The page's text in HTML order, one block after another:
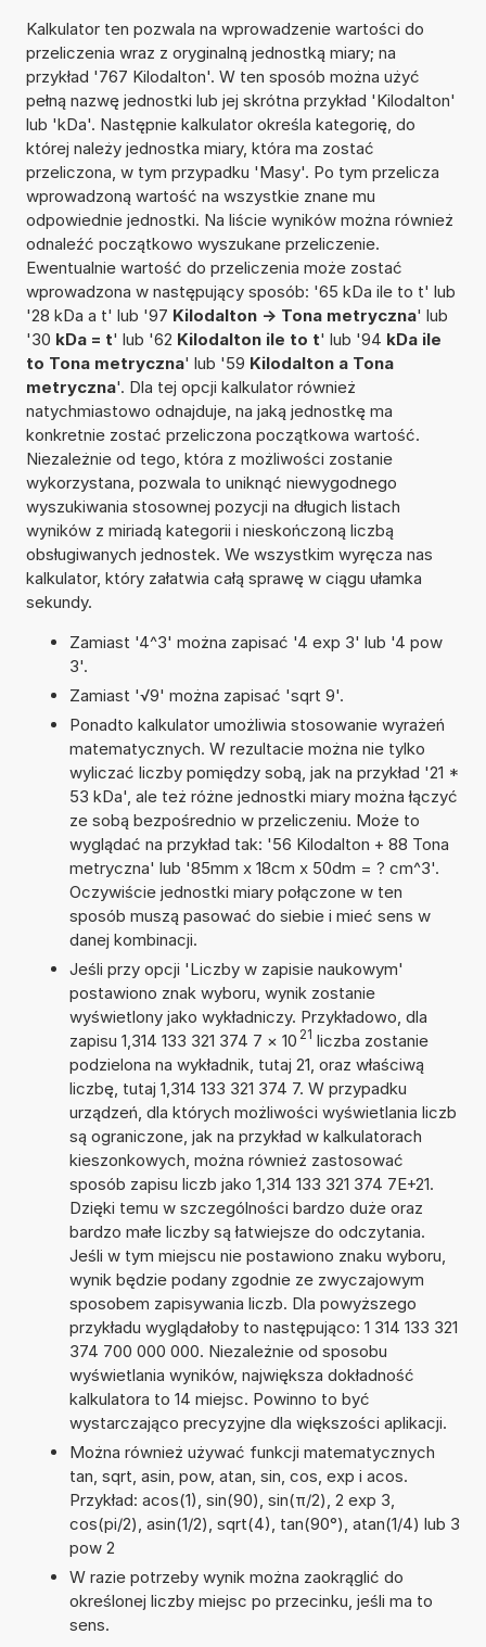
Kalkulator ten pozwala na wprowadzenie wartości do
przeliczenia wraz z oryginalną jednostką miary; na
przykład '767 Kilodalton'. W ten sposób można użyć
pełną nazwę jednostki lub jej skrótna przykład 'Kilodalton'
lub 'kDa'. Następnie kalkulator określa kategorię, do
której należy jednostka miary, która ma zostać
przeliczona, w tym przypadku 'Masy'. Po tym przelicza
wprowadzoną wartość na wszystkie znane mu
odpowiednie jednostki. Na liście wyników można również
odnaleźć początkowo wyszukane przeliczenie.
Ewentualnie wartość do przeliczenia może zostać
wprowadzona w następujący sposób: '65 kDa ile to t' lub
'28 kDa a t' lub '97 Kilodalton -> Tona metryczna' lub
'30 kDa = t' lub '62 Kilodalton ile to t' lub '94 kDa ile
to Tona metryczna' lub '59 Kilodalton a Tona
metryczna'. Dla tej opcji kalkulator również
natychmiastowo odnajduje, na jaką jednostkę ma
konkretnie zostać przeliczona początkowa wartość.
Niezależnie od tego, która z możliwości zostanie
wykorzystana, pozwala to uniknąć niewygodnego
wyszukiwania stosownej pozycji na długich listach
wyników z miriadą kategorii i nieskończoną liczbą
obsługiwanych jednostek. We wszystkim wyręcza nas
kalkulator, który załatwia całą sprawę w ciągu ułamka
sekundy.
Zamiast '4^3' można zapisać '4 exp 3' lub '4 pow
3'.
Zamiast '√9' można zapisać 'sqrt 9'.
Ponadto kalkulator umożliwia stosowanie wyrażeń
matematycznych. W rezultacie można nie tylko
wyliczać liczby pomiędzy sobą, jak na przykład '21 *
53 kDa', ale też różne jednostki miary można łączyć
ze sobą bezpośrednio w przeliczeniu. Może to
wyglądać na przykład tak: '56 Kilodalton + 88 Tona
metryczna' lub '85mm x 18cm x 50dm = ? cm^3'.
Oczywiście jednostki miary połączone w ten
sposób muszą pasować do siebie i mieć sens w
danej kombinacji.
Jeśli przy opcji 'Liczby w zapisie naukowym'
postawiono znak wyboru, wynik zostanie
wyświetlony jako wykładniczy. Przykładowo, dla
zapisu 1,314 133 321 374 7 × 10 21 liczba zostanie
podzielona na wykładnik, tutaj 21, oraz właściwą
liczbę, tutaj 1,314 133 321 374 7. W przypadku
urządzeń, dla których możliwości wyświetlania liczb
są ograniczone, jak na przykład w kalkulatorach
kieszonkowych, można również zastosować
sposób zapisu liczb jako 1,314 133 321 374 7E+21.
Dzięki temu w szczególności bardzo duże oraz
bardzo małe liczby są łatwiejsze do odczytania.
Jeśli w tym miejscu nie postawiono znaku wyboru,
wynik będzie podany zgodnie ze zwyczajowym
sposobem zapisywania liczb. Dla powyższego
przykładu wyglądałoby to następująco: 1 314 133 321
374 700 000 000. Niezależnie od sposobu
wyświetlania wyników, największa dokładność
kalkulatora to 14 miejsc. Powinno to być
wystarczająco precyzyjne dla większości aplikacji.
Można również używać funkcji matematycznych
tan, sqrt, asin, pow, atan, sin, cos, exp i acos.
Przykład: acos(1), sin(90), sin(π/2), 2 exp 3,
cos(pi/2), asin(1/2), sqrt(4), tan(90°), atan(1/4) lub 3
pow 2
W razie potrzeby wynik można zaokrąglić do
określonej liczby miejsc po przecinku, jeśli ma to
sens.